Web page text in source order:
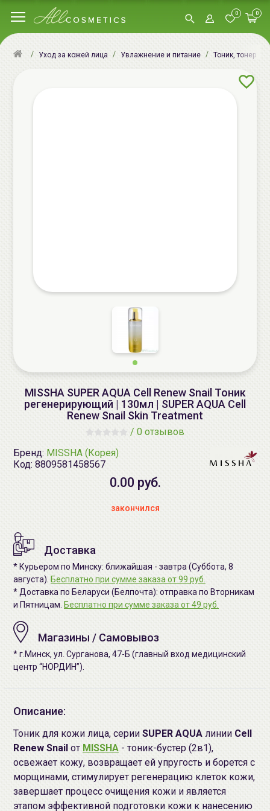
0 0
Уход за кожей лица Увлажнение и питание Тоник, тонер
MISSHA SUPER AQUA Cell Renew Snail Тоник
регенерирующий | 130мл | SUPER AQUA Cell
Renew Snail Skin Treatment
/ 0 отзывов
Бренд: MISSHA (Корея)
Код: 8809581458567
0.00 руб.
закончился
Доставка
* Курьером по Минску: ближайшая - завтра (Суббота, 8
августа). Бесплатно при сумме заказа от 99 руб.
* Доставка по Беларуси (Белпочта): отправка по Вторникам
и Пятницам. Бесплатно при сумме заказа от 49 руб.
Магазины / Самовывоз
* г.Минск, ул. Сурганова, 47-Б (главный вход медицинский
центр “НОРДИН”).
Описание:
Тоник для кожи лица, серии SUPER AQUA линии Cell
Renew Snail от MISSHA - тоник-бустер (2в1),
освежает кожу, возвращает ей упругость и борется с
морщинами, стимулирует регенерацию клеток кожи,
завершает процесс очищения кожи и является
этапом эффективной подготовки кожи к нанесению